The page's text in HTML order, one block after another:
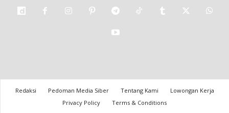
Redaksi Pedoman Media Siber Tentang Kami
Lowongan Kerja
Privacy Policy
Terms & Conditions